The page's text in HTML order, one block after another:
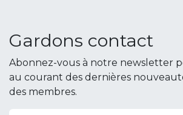
Gardons contact
Abonnez-vous à notre newsletter
au courant des dernières
des membres.